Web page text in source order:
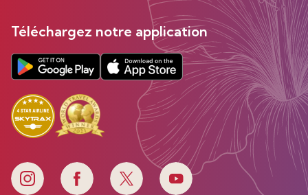
Téléchargez notre application